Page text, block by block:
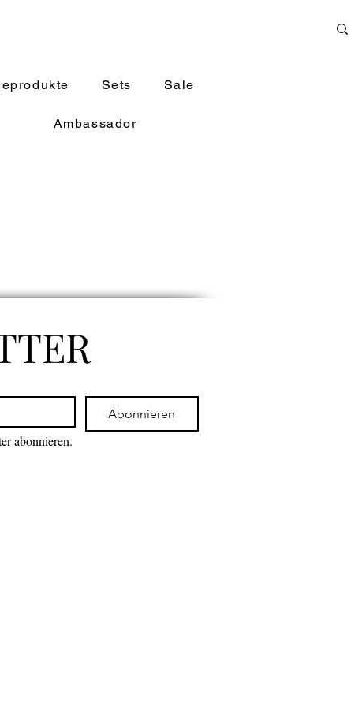
Sets Sale
Ambassador
Abonnieren
abonnieren.